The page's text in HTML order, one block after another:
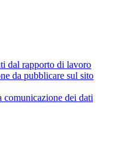
dal rapporto di lavoro
da pubblicare sul sito
comunicazione dei dati